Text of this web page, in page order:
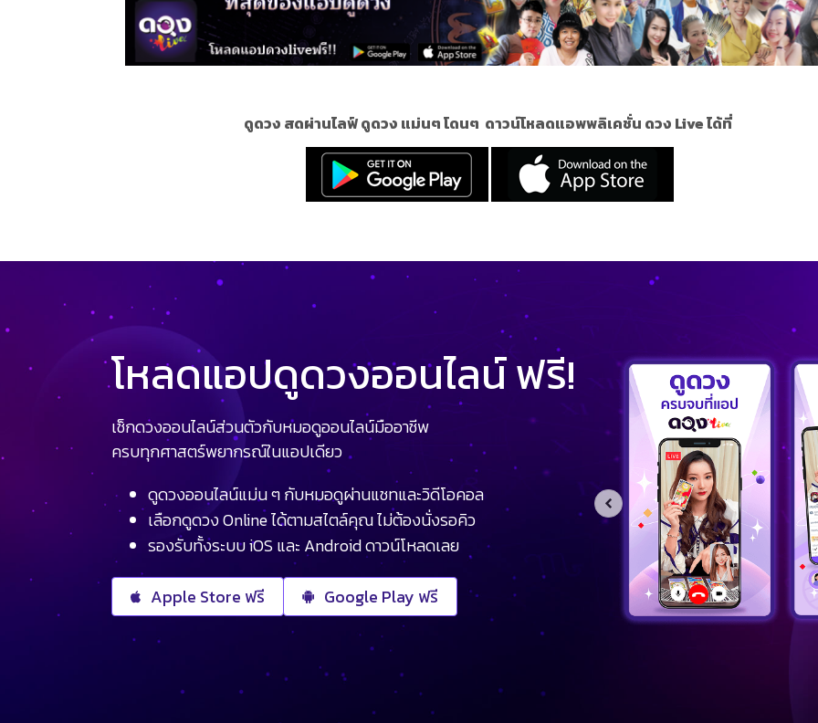
ดูดวง สดผ่านไลฟ์ ดูดวง แม่นๆ โดนๆ ดาวน์โหลดแอพพลิเคชั่น ดวง Live ได้ที่
โหลดแอปดูดวงออนไลน์ ฟรี!
เช็กดวงออนไลน์ส่วนตัวกับหมอดูออนไลน์มืออาชีพ
ครบทุกศาสตร์พยากรณ์ในแอปเดียว
ดูดวงออนไลน์แม่น ๆ กับหมอดูผ่านแชทและวิดีโอคอล
เลือกดูดวง Online ได้ตามสไตล์คุณ ไม่ต้องนั่งรอคิว
รองรับทั้งระบบ iOS และ Android ดาวน์โหลดเลย
Apple Store ฟรี Google Play ฟรี